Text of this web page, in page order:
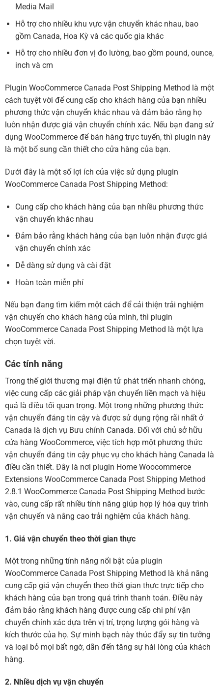
Media Mail
Hỗ trợ cho nhiều khu vực vận chuyển khác nhau, bao
gồm Canada, Hoa Kỳ và các quốc gia khác
Hỗ trợ cho nhiều đơn vị đo lường, bao gồm pound, ounce,
inch và cm
Plugin WooCommerce Canada Post Shipping Method là một
cách tuyệt vời để cung cấp cho khách hàng của bạn nhiều
phương thức vận chuyển khác nhau và đảm bảo rằng họ
luôn nhận được giá vận chuyển chính xác. Nếu bạn đang sử
dụng WooCommerce để bán hàng trực tuyến, thì plugin này
là một bổ sung cần thiết cho cửa hàng của bạn.
Dưới đây là một số lợi ích của việc sử dụng plugin
WooCommerce Canada Post Shipping Method:
Cung cấp cho khách hàng của bạn nhiều phương thức
vận chuyển khác nhau
Đảm bảo rằng khách hàng của bạn luôn nhận được giá
vận chuyển chính xác
Dễ dàng sử dụng và cài đặt
Hoàn toàn miễn phí
Nếu bạn đang tìm kiếm một cách để cải thiện trải nghiệm
vận chuyển cho khách hàng của mình, thì plugin
WooCommerce Canada Post Shipping Method là một lựa
chọn tuyệt vời.
Các tính năng
Trong thế giới thương mại điện tử phát triển nhanh chóng,
việc cung cấp các giải pháp vận chuyển liền mạch và hiệu
quả là điều tối quan trọng. Một trong những phương thức
vận chuyển đáng tin cậy và được sử dụng rộng rãi nhất ở
Canada là dịch vụ Bưu chính Canada. Đối với chủ sở hữu
cửa hàng WooCommerce, việc tích hợp một phương thức
vận chuyển đáng tin cậy phục vụ cho khách hàng Canada là
điều cần thiết. Đây là nơi plugin Home Woocommerce
Extensions WooCommerce Canada Post Shipping Method
2.8.1 WooCommerce Canada Post Shipping Method bước
vào, cung cấp rất nhiều tính năng giúp hợp lý hóa quy trình
vận chuyển và nâng cao trải nghiệm của khách hàng.
1. Giá vận chuyển theo thời gian thực
Một trong những tính năng nổi bật của plugin
WooCommerce Canada Post Shipping Method là khả năng
cung cấp giá vận chuyển theo thời gian thực trực tiếp cho
khách hàng của bạn trong quá trình thanh toán. Điều này
đảm bảo rằng khách hàng được cung cấp chi phí vận
chuyển chính xác dựa trên vị trí, trọng lượng gói hàng và
kích thước của họ. Sự minh bạch này thúc đẩy sự tin tưởng
và loại bỏ mọi bất ngờ, dẫn đến tăng sự hài lòng của khách
hàng.
2. Nhiều dịch vụ vận chuyển